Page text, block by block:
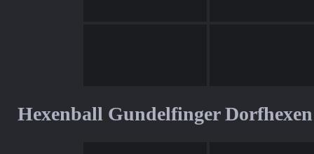
Hexenball Gundelfinger Dorfhexen